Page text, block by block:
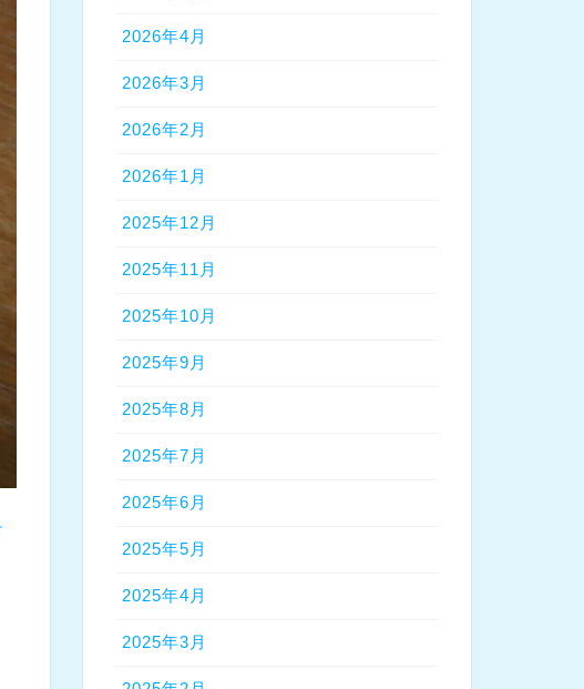
2026年4月
2026年3月
2026年2月
2026年1月
2025年12月
2025年11月
2025年10月
2025年9月
2025年8月
2025年7月
2025年6月
2025年5月
2025年4月
2025年3月